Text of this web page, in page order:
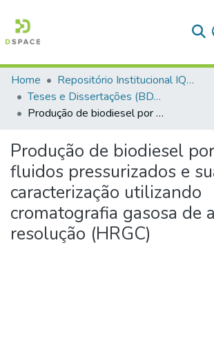
Communities & Collections
All of DSpace
Statistics
Home
Repositório Institucional IQSC
Teses e Dissertações (BDTD USP)
Produção de biodiesel por meio de fluidos pressurizados e sua caracterização utilizando cromatografia gasosa de alta resolução (HRGC)
Produção de biodiesel
fluidos pressurizados e
caracterização utilizando
cromatografia gasosa de
resolução (HRGC)